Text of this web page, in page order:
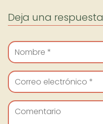
Deja una respuesta